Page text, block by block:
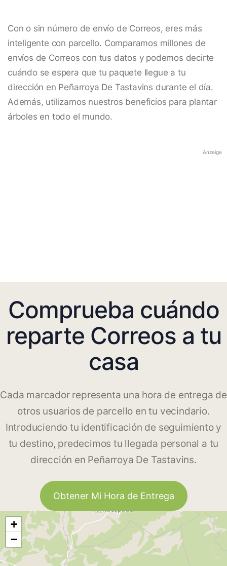
Con o sin número de envío de Correos, eres más
inteligente con parcello. Comparamos millones de
envíos de Correos con tus datos y podemos decirte
cuándo se espera que tu paquete llegue a tu
dirección en Peñarroya De Tastavins durante el día.
Además, utilizamos nuestros beneficios para plantar
árboles en todo el mundo.
Anzeige
Comprueba cuándo
reparte Correos a tu
casa
Cada marcador representa una hora de entrega de
otros usuarios de parcello en tu vecindario.
Introduciendo tu identificación de seguimiento y
tu destino, predecimos tu llegada personal a tu
dirección en Peñarroya De Tastavins.
Obtener Mi Hora de Entrega
+
−